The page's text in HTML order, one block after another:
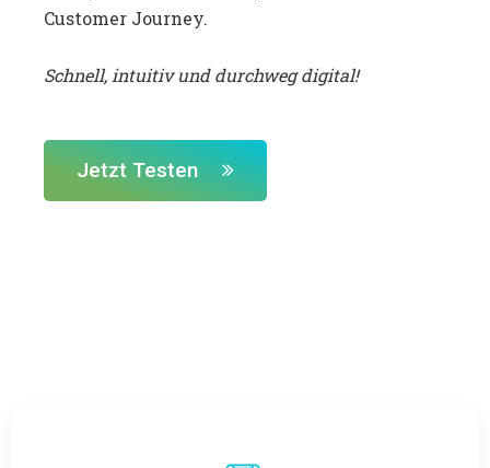
Customer Journey.
Schnell, intuitiv und durchweg digital!
Jetzt Testen